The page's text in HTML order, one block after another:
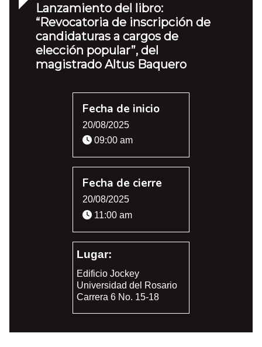
Lanzamiento del libro:
“Revocatoria de inscripción de
candidaturas a cargos de
elección popular”, del
magistrado Altus Baquero
Fecha de inicio
20/08/2025
09:00 am
Fecha de cierre
20/08/2025
11:00 am
Lugar:
Edificio Jockey
Universidad del Rosario
Carrera 6 No. 15-18